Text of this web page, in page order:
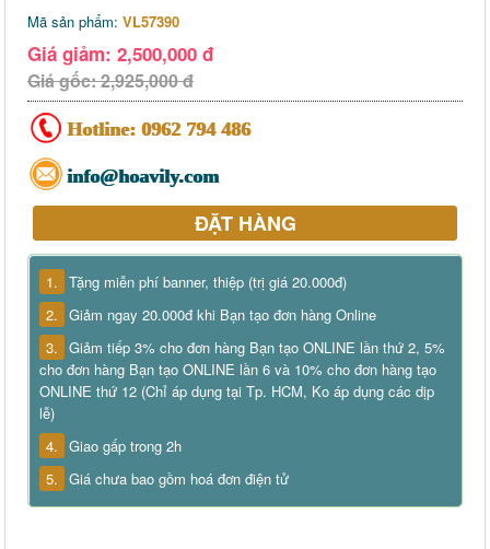
Mã sản phẩm: VL57390
Giá giảm: 2,500,000 đ
Giá gốc: 2,925,000 đ
Hotline: 0962 794 486
info@hoavily.com
ĐẶT HÀNG
1. Tặng miễn phí banner, thiệp (trị giá 20.000đ)
2. Giảm ngay 20.000đ khi Bạn tạo đơn hàng Online
3. Giảm tiếp 3% cho đơn hàng Bạn tạo ONLINE lần thứ 2, 5%
cho đơn hàng Bạn tạo ONLINE lần 6 và 10% cho đơn hàng tạo
ONLINE thứ 12 (Chỉ áp dụng tại Tp. HCM, Ko áp dụng các dịp
lễ)
4. Giao gấp trong 2h
5. Giá chưa bao gồm hoá đơn điện tử